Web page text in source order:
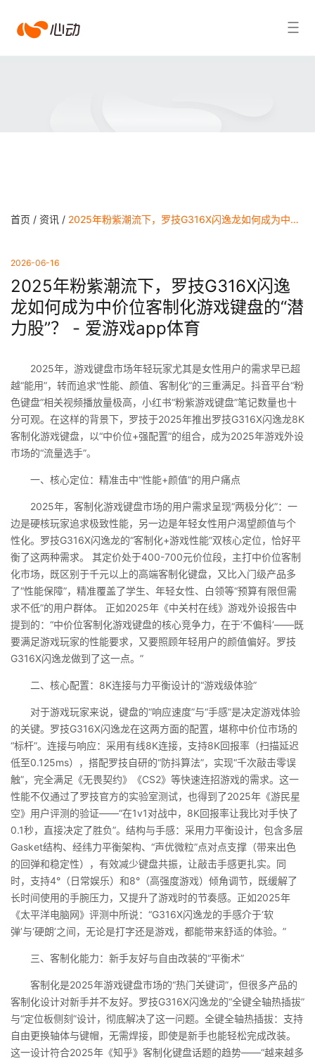
爱搜索结果
首页 / 资讯 / 2025年粉紫潮流下，罗技G316X闪逸龙如何成为中价位客制化游戏键盘的“潜力股”？ - 爱游戏app体育
2026-06-16
2025年粉紫潮流下，罗技G316X闪逸
龙如何成为中价位客制化游戏键盘的“潜
力股”？ - 爱游戏app体育
2025年，游戏键盘市场年轻玩家尤其是女性用户的需求早已超
越“能用”，转而追求“性能、颜值、客制化”的三重满足。抖音平台“粉
色键盘”相关视频播放量极高，小红书“粉紫游戏键盘”笔记数量也十
分可观。在这样的背景下，罗技于2025年推出罗技G316X闪逸龙8K
客制化游戏键盘，以“中价位+强配置”的组合，成为2025年游戏外设
市场的“流量选手”。
一、核心定位：精准击中“性能+颜值”的用户痛点
2025年，客制化游戏键盘市场的用户需求呈现“两极分化”：一
边是硬核玩家追求极致性能，另一边是年轻女性用户渴望颜值与个
性化。罗技G316X闪逸龙的“客制化+游戏性能”双核心定位，恰好平
衡了这两种需求。 其定价处于400-700元价位段，主打中价位客制
化市场，既区别于千元以上的高端客制化键盘，又比入门级产品多
了“性能保障”，精准覆盖了学生、年轻女性、白领等“预算有限但需
求不低”的用户群体。 正如2025年《中关村在线》游戏外设报告中
提到的：“中价位客制化游戏键盘的核心竞争力，在于‘不偏科’——既
要满足游戏玩家的性能要求，又要照顾年轻用户的颜值偏好。罗技
G316X闪逸龙做到了这一点。”
二、核心配置：8K连接与力平衡设计的“游戏级体验”
对于游戏玩家来说，键盘的“响应速度”与“手感”是决定游戏体验
的关键。罗技G316X闪逸龙在这两方面的配置，堪称中价位市场的
“标杆”。连接与响应：采用有线8K连接，支持8K回报率（扫描延迟
低至0.125ms），搭配罗技自研的“防抖算法”，实现“千次敲击零误
触”，完全满足《无畏契约》《CS2》等快速连招游戏的需求。这一
性能不仅通过了罗技官方的实验室测试，也得到了2025年《游民星
空》用户评测的验证——“在1v1对战中，8K回报率让我比对手快了
0.1秒，直接决定了胜负”。结构与手感：采用力平衡设计，包含多层
Gasket结构、经纬力平衡架构、“声优微粒”点对点支撑（带来出色
的回弹和稳定性），有效减少键盘共振，让敲击手感更扎实。同
时，支持4°（日常娱乐）和8°（高强度游戏）倾角调节，既缓解了
长时间使用的手腕压力，又提升了游戏时的节奏感。正如2025年
《太平洋电脑网》评测中所说：“G316X闪逸龙的手感介于‘软
弹’与‘硬朗’之间，无论是打字还是游戏，都能带来舒适的体验。”
三、客制化能力：新手友好与自由改装的“平衡术”
客制化是2025年游戏键盘市场的“热门关键词”，但很多产品的
客制化设计对新手并不友好。罗技G316X闪逸龙的“全键全轴热插拔”
与“定位板侧刻”设计，彻底解决了这一问题。全键全轴热插拔：支持
自由更换轴体与键帽，无需焊接，即使是新手也能轻松完成改装。
这一设计符合2025年《知乎》客制化键盘话题的趋势——“越来越多